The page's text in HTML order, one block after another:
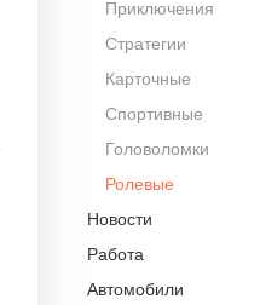
Приключения
Стратегии
Карточные
Спортивные
Головоломки
Ролевые
Новости
Работа
Автомобили